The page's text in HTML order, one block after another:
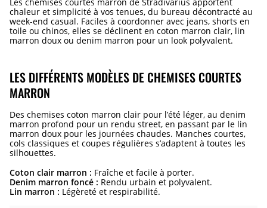
Les chemises courtes marron de Stradivarius apportent
chaleur et simplicité à vos tenues, du bureau décontracté au
week-end casual. Faciles à coordonner avec jeans, shorts en
toile ou chinos, elles se déclinent en coton marron clair, lin
marron doux ou denim marron pour un look polyvalent.
LES DIFFÉRENTS MODÈLES DE CHEMISES COURTES
MARRON
Des chemises coton marron clair pour l’été léger, au denim
marron profond pour un rendu street, en passant par le lin
marron doux pour les journées chaudes. Manches courtes,
cols classiques et coupes régulières s’adaptent à toutes les
silhouettes.
Coton clair marron : Fraîche et facile à porter.
Denim marron foncé : Rendu urbain et polyvalent.
Lin marron : Légèreté et respirabilité.